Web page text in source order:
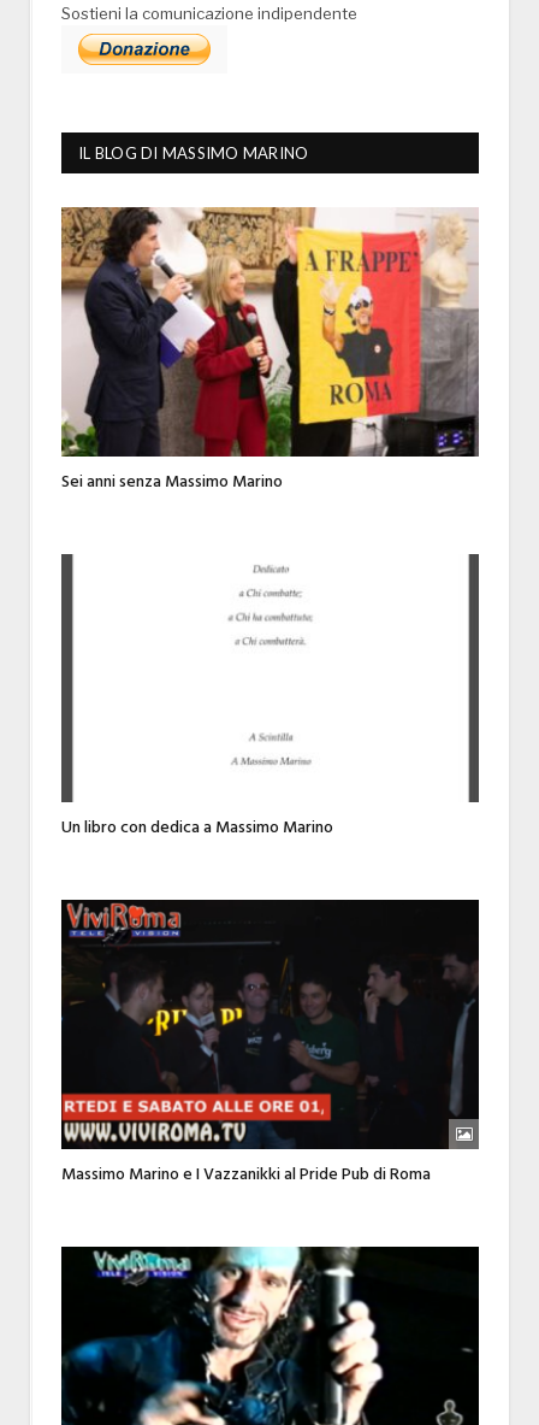
Sostieni la comunicazione indipendente
IL BLOG DI MASSIMO MARINO
Sei anni senza Massimo Marino
Un libro con dedica a Massimo Marino
Massimo Marino e I Vazzanikki al Pride Pub di Roma